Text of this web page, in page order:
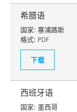
希腊语
国家: 塞浦路斯
格式: PDF
下载
西班牙语
国家: 墨西哥